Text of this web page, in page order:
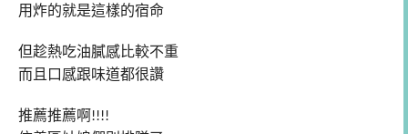
用炸的就是這樣的宿命
但趁熱吃油膩感比較不重
而且口感跟味道都很讚
推薦推薦啊 !!!!